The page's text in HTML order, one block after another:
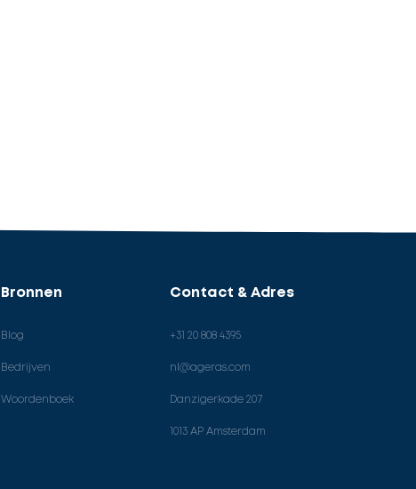
Bronnen
Blog
Bedrijven
Woordenboek
Contact & Adres
+31 20 808 4395
nl@ageras.com
Danzigerkade 207
1013 AP Amsterdam